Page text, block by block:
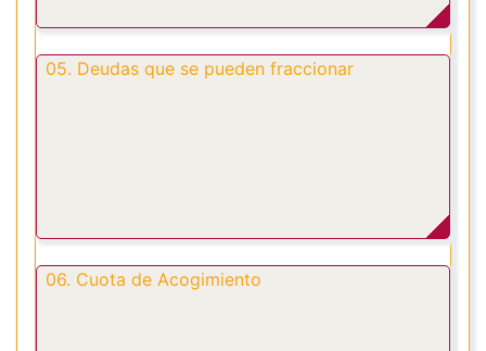
05. Deudas que se pueden fraccionar
06. Cuota de Acogimiento